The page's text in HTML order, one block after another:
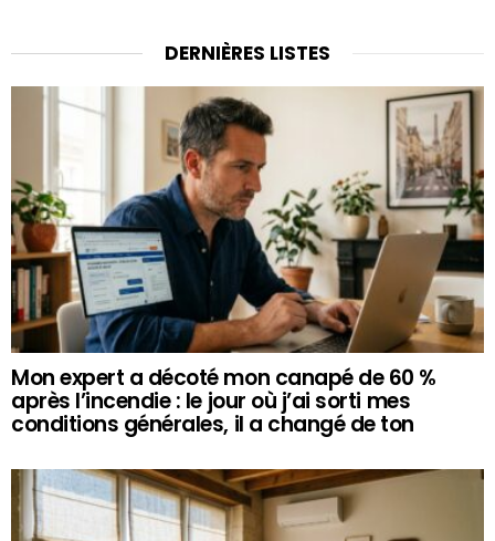
DERNIÈRES LISTES
Mon expert a décoté mon canapé de 60 %
après l’incendie : le jour où j’ai sorti mes
conditions générales, il a changé de ton